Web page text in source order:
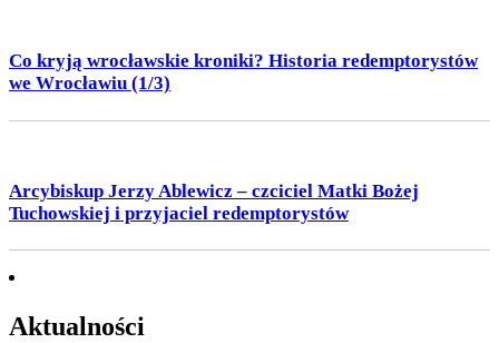
Co kryją wrocławskie kroniki? Historia redemptorystów
we Wrocławiu (1/3)
Arcybiskup Jerzy Ablewicz – czciciel Matki Bożej
Tuchowskiej i przyjaciel redemptorystów
Aktualności